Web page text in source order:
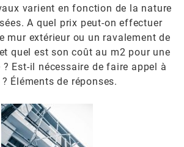
varient en fonction de la nature
A quel prix peut-on effectuer
mur extérieur ou un ravalement de
quel est son coût au m2 pour une
Est-il nécessaire de faire appel à
Éléments de réponses.